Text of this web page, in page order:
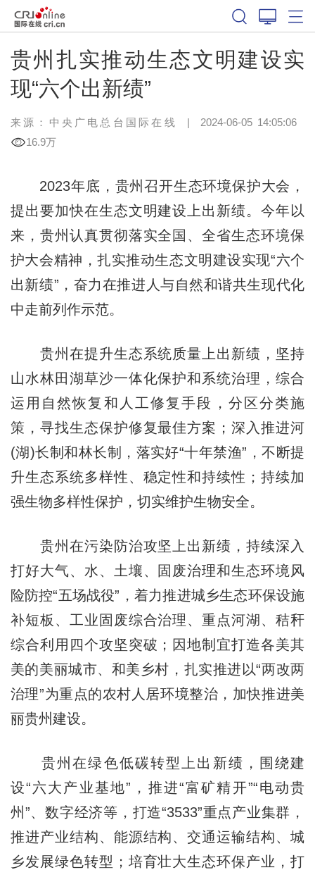
贵州扎实推动生态文明建设实
现“六个出新绩”
来源：中央广电总台国际在线 | 2024-06-05 14:05:06
16.9万
2023年底，贵州召开生态环境保护大会，
提出要加快在生态文明建设上出新绩。今年以
来，贵州认真贯彻落实全国、全省生态环境保
护大会精神，扎实推动生态文明建设实现“六个
出新绩”，奋力在推进人与自然和谐共生现代化
中走前列作示范。
贵州在提升生态系统质量上出新绩，坚持
山水林田湖草沙一体化保护和系统治理，综合
运用自然恢复和人工修复手段，分区分类施
策，寻找生态保护修复最佳方案；深入推进河
(湖)长制和林长制，落实好“十年禁渔”，不断提
升生态系统多样性、稳定性和持续性；持续加
强生物多样性保护，切实维护生物安全。
贵州在污染防治攻坚上出新绩，持续深入
打好大气、水、土壤、固废治理和生态环境风
险防控“五场战役”，着力推进城乡生态环保设施
补短板、工业固废综合治理、重点河湖、秸秆
综合利用四个攻坚突破；因地制宜打造各美其
美的美丽城市、和美乡村，扎实推进以“两改两
治理”为重点的农村人居环境整治，加快推进美
丽贵州建设。
贵州在绿色低碳转型上出新绩，围绕建
设“六大产业基地”，推进“富矿精开”“电动贵
州”、数字经济等，打造“3533”重点产业集群，
推进产业结构、能源结构、交通运输结构、城
乡发展绿色转型；培育壮大生态环保产业，打